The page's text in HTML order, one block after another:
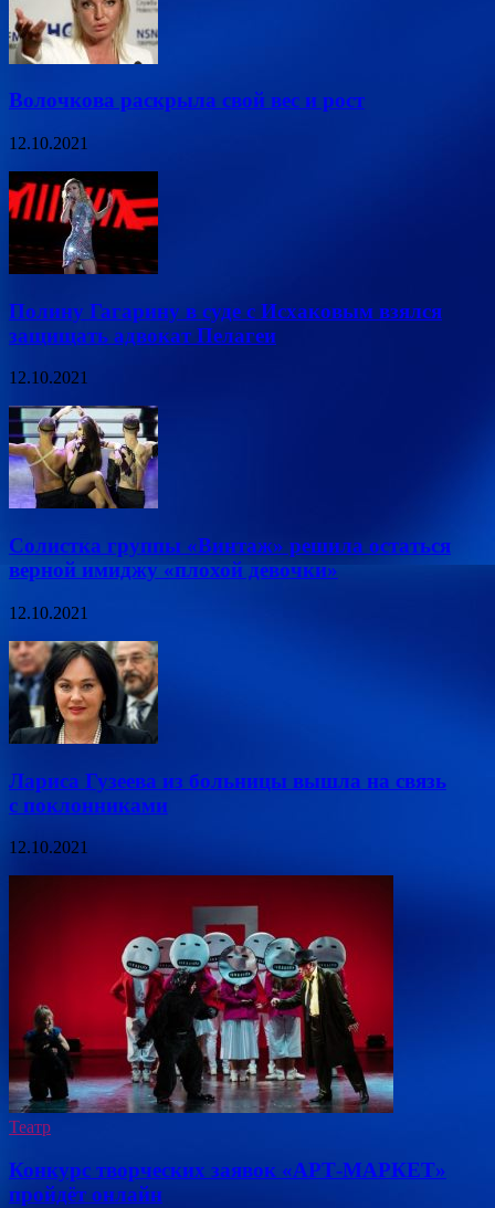
Волочкова раскрыла свой вес и рост
12.10.2021
Полину Гагарину в суде с Исхаковым взялся
защищать адвокат Пелагеи
12.10.2021
Солистка группы «Винтаж» решила остаться
верной имиджу «плохой девочки»
12.10.2021
Лариса Гузеева из больницы вышла на связь
с поклонниками
12.10.2021
Театр
Конкурс творческих заявок «АРТ-МАРКЕТ»
пройдёт онлайн